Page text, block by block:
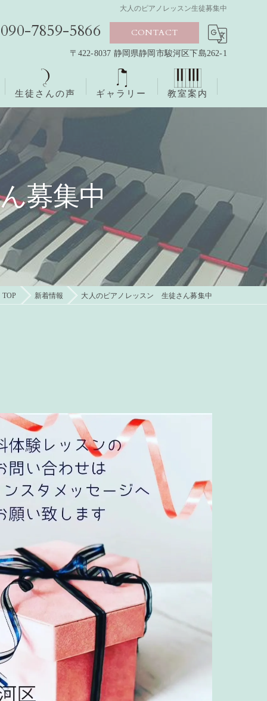
大人のピアノレッスン生徒募集中
090-7859-5866 CONTACT
〒422-8037 静岡県静岡市駿河区下島262-1
生徒さんの声 ギャラリー 教室案内
募集中
TOP 新着情報 大人のピアノレッスン 生徒さん募集中